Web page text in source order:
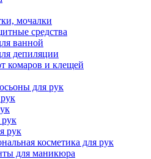
мочалки
средства
ванной
депиляции
комаров и клещей
для рук
рук
косметика для рук
для маникюра